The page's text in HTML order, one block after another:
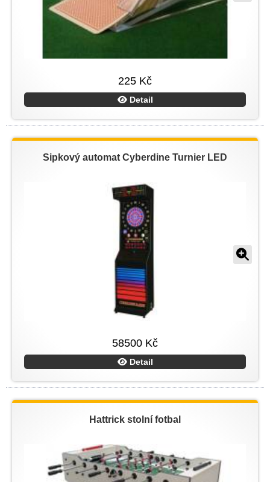
225 Kč
Detail
Šipkový automat Cyberdine Turnier LED
58500 Kč
Detail
Hattrick stolní fotbal